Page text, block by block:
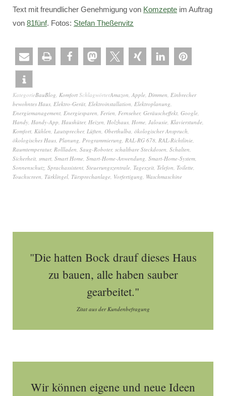
Text mit freundlicher Genehmigung von Komzepte im Auftrag
von 81fünf. Fotos: Stefan Theßenvitz
KategorieBauBlog, Komfort SchlagwörterAmazon, Apple, Dimmen, Einbrecher
bewohntes Haus, Elektro-Gerät, Elektroinstallation, Elektroplanung,
Energiemanagement, Energiesparen, Ferien, Fernseher, Geräuscheffekt, Google,
Handy, Handy-App, Haushüter, Heizen, Holzhaus, Home, Jalousie, Klavierstunde,
Komfort, Kühlen, Lautsprecher, Lüften, Oberthulba, ökologischer Anspruch,
ökologisches Haus, Planung, Programmierung, RAL-RG 678, RAL-Richtlinie,
Raumtemperatur, Rollladen, Saug-Roboter, schaltbare Steckdosen, Schalten,
Sicherheit, smart, Smart Home, Smart-Home-Anwendung, Smart-Home-System,
Sonnenschutz, Sprachassistent, Steuerungszentrale, Tageszeit, Telefon, Toilette,
Touchscreen, Türklingel, Türsprechanlage, Vorfertigung, Waschmaschine
"Die hatten Bock drauf dieses Haus
zu bauen, alle haben sauber
gearbeitet."
Zitat aus der Kundenbefragung
Wir können eigene und neue Ideen